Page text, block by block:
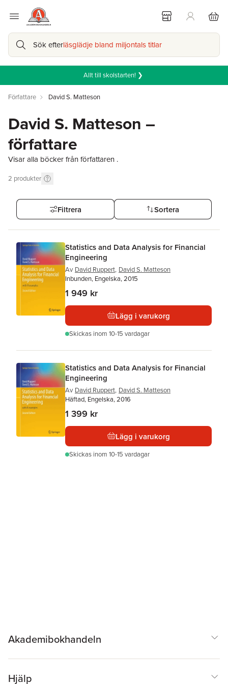
Sök efterläsglädje bland miljontals titlar
Allt till skolstarten! ❯
Författare David S. Matteson
David S. Matteson –
författare
Visar alla böcker från författaren .
2 produkter
Filtrera Sortera
Statistics and Data Analysis for Financial
Engineering
Av David Ruppert, David S. Matteson
Inbunden, Engelska, 2015
1 949 kr
Lägg i varukorg
Skickas inom 10-15 vardagar
Statistics and Data Analysis for Financial
Engineering
Av David Ruppert, David S. Matteson
Häftad, Engelska, 2016
1 399 kr
Lägg i varukorg
Skickas inom 10-15 vardagar
Akademibokhandeln
Hjälp